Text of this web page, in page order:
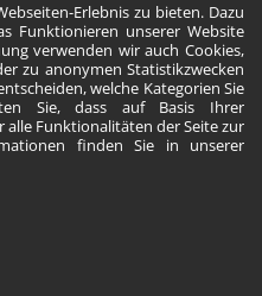
Erlebnis zu bieten. Dazu
Funktionieren unserer Website
verwenden wir auch Cookies,
zu anonymen Statistikzwecken
welche Kategorien Sie
Sie, dass auf Basis Ihrer
Funktionalitäten der Seite zur
finden Sie in unserer